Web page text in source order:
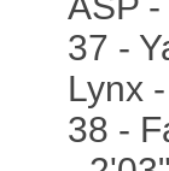
37 -
Lynx
38 -